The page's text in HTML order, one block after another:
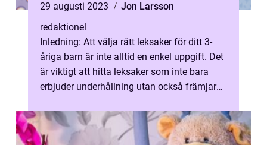
29 augusti 2023
Jon Larsson
redaktionel
Inledning: Att välja rätt leksaker för ditt 3-
åriga barn är inte alltid en enkel uppgift. Det
är viktigt att hitta leksaker som inte bara
erbjuder underhållning utan också främjar